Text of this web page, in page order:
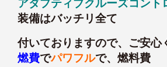
アダプティブクルーズコント
装備はバッチリ全て
付いておりますので、ご安心
燃費でパワフルで、燃料費